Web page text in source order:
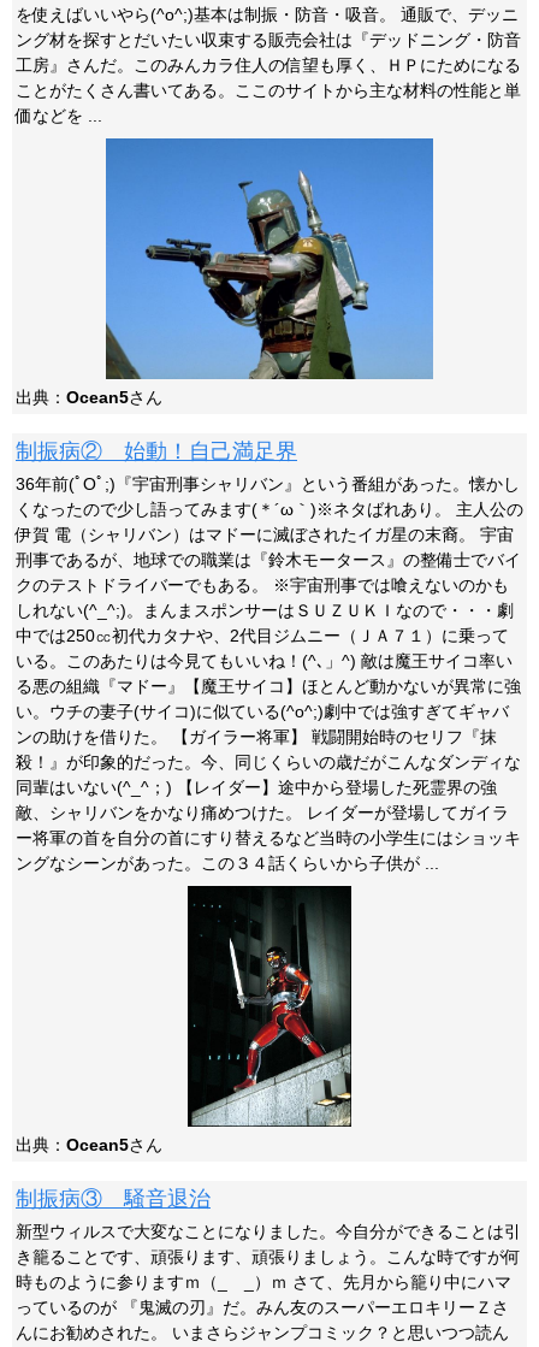
を使えばいいやら(^o^;)基本は制振・防音・吸音。 通販で、デッニ
ング材を探すとだいたい収束する販売会社は『デッドニング・防音
工房』さんだ。このみんカラ住人の信望も厚く、ＨＰにためになる
ことがたくさん書いてある。ここのサイトから主な材料の性能と単
価などを ...
出典： Ocean5さん
制振病② 始動！自己満足界
36年前(ﾟOﾟ;)『宇宙刑事シャリバン』という番組があった。懐かし
くなったので少し語ってみます(＊´ω｀)※ネタばれあり。 主人公の
伊賀 電（シャリバン）はマドーに滅ぼされたイガ星の末裔。 宇宙
刑事であるが、地球での職業は『鈴木モータース』の整備士でバイ
クのテストドライバーでもある。 ※宇宙刑事では喰えないのかも
しれない(^_^;)。まんまスポンサーはＳＵＺＵＫＩなので・・・劇
中では250㏄初代カタナや、2代目ジムニー（ＪＡ７１）に乗って
いる。このあたりは今見てもいいね！(^､」^) 敵は魔王サイコ率い
る悪の組織『マドー』【魔王サイコ】ほとんど動かないが異常に強
い。ウチの妻子(サイコ)に似ている(^o^;)劇中では強すぎてギャバ
ンの助けを借りた。 【ガイラー将軍】 戦闘開始時のセリフ『抹
殺！』が印象的だった。今、同じくらいの歳だがこんなダンディな
同輩はいない(^_^；) 【レイダー】途中から登場した死霊界の強
敵、シャリバンをかなり痛めつけた。 レイダーが登場してガイラ
ー将軍の首を自分の首にすり替えるなど当時の小学生にはショッキ
ングなシーンがあった。この３４話くらいから子供が ...
出典： Ocean5さん
制振病③ 騒音退治
新型ウィルスで大変なことになりました。今自分ができることは引
き籠ることです、頑張ります、頑張りましょう。こんな時ですが何
時ものように参りますｍ（_ _）ｍ さて、先月から籠り中にハマ
っているのが 『鬼滅の刃』だ。みん友のスーパーエロキリーＺさ
んにお勧めされた。 いまさらジャンプコミック？と思いつつ読ん